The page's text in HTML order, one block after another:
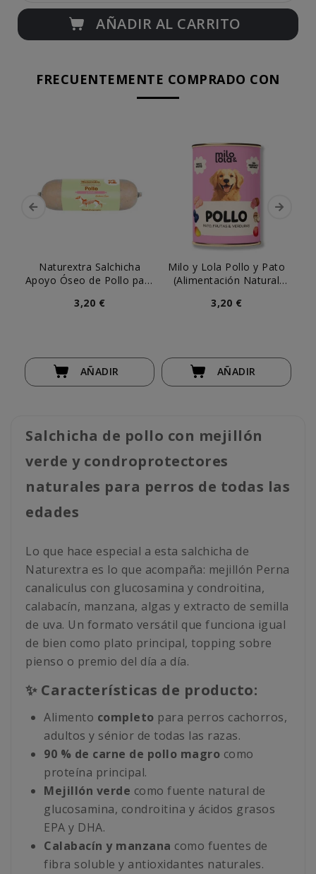
AÑADIR AL CARRITO
FRECUENTEMENTE COMPRADO CON
Naturextra Salchicha
Apoyo Óseo de Pollo para
3,20 €
AÑADIR
Milo y Lola Pollo y Pato
(Alimentación Natural
3,20 €
AÑADIR
Salchicha de pollo con mejillón
verde y condroprotectores
naturales para perros de todas las
edades
Lo que hace especial a esta salchicha de
Naturextra es lo que acompaña: mejillón Perna
canaliculus con glucosamina y condroitina,
calabacín, manzana, algas y extracto de semilla
de uva. Un formato versátil que funciona igual
de bien como plato principal, topping sobre
pienso o premio del día a día.
✨ Características de producto:
Alimento completo para perros cachorros,
adultos y sénior de todas las razas.
90 % de carne de pollo magro como
proteína principal.
Mejillón verde como fuente natural de
glucosamina, condroitina y ácidos grasos
EPA y DHA.
Calabacín y manzana como fuentes de
fibra soluble y antioxidantes naturales.